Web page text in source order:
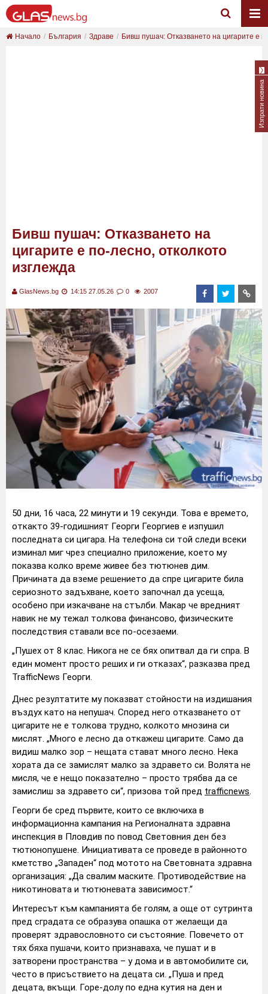
Начало България Здраве Бивш пушач: Отказването на цигарите е
Бивш пушач: Отказването на
цигарите е по-лесно, отколкото
изглежда
GlasNews.bg 14:15 27.05.26 0 2007
50 дни, 16 часа, 22 минути и 19 секунди. Това е времето,
откакто 39-годишният Георги Георгиев е изпушил
последната си цигара. На телефона си той следи всеки
изминал миг чрез специално приложение, което му
показва колко време живее без тютюнев дим.
Причината да вземе решението да спре цигарите била
сериозното задъхване, което започнал да усеща,
особено при изкачване на стълби. Макар че вредният
навик не му тежал толкова финансово, физическите
последствия ставали все по-осезаеми.
„Пушех от 8 клас. Никога не се бях опитвал да ги спра. В
един момент просто реших и ги отказах“, разказва пред
TrafficNews Георги.
Днес резултатите му показват стойности на издишания
въздух като на непушач. Според него отказването от
цигарите не е толкова трудно, колкото мнозина си
мислят. „Много е лесно да откажеш цигарите. Само да
видиш малко зор – нещата стават много лесно. Нека
хората да се замислят малко за здравето си. Волята не
мисля, че е нещо показателно – просто трябва да се
замислиш за здравето си“, призова той пред trafficnews.
Георги бе сред първите, които се включиха в
информационна кампания на Регионалната здравна
инспекция в Пловдив по повод Световния ден без
тютюнопушене. Инициативата се проведе в районното
кметство „Западен“ под мотото на Световната здравна
организация: „Да свалим маските. Противодействие на
никотиновата и тютюневата зависимост.“
Интересът към кампанията бе голям, а още от сутринта
пред сградата се образува опашка от желаещи да
проверят здравословното си състояние. Повечето от
тях бяха пушачи, които признаваха, че пушат и в
затворени пространства – у дома и в автомобилите си,
често в присъствието на децата си. „Пуша и пред
децата, вкъщи. Горе-долу по една кутия на ден и
Изпрати новина